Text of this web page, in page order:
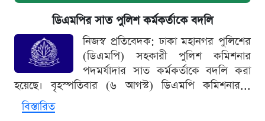
ডিএমপির সাত পুলিশ কর্মকর্তাকে বদলি
নিজস্ব প্রতিবেদক: ঢাকা মহানগর পুলিশের
(ডিএমপি) সহকারী পুলিশ কমিশনার
পদমর্যাদার সাত কর্মকর্তাকে বদলি করা
হয়েছে। বৃহস্পতিবার (৬ আগস্ট) ডিএমপি কমিশনার...
বিস্তারিত